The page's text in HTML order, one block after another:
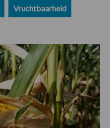
Vruchtbaarheid